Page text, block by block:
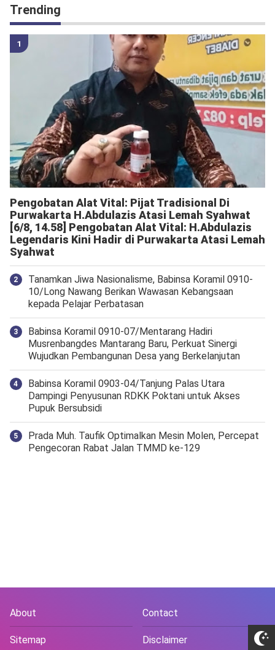
Trending
Pengobatan Alat Vital: Pijat Tradisional Di
Purwakarta H.Abdulazis Atasi Lemah Syahwat
[6/8, 14.58] Pengobatan Alat Vital: H.Abdulazis
Legendaris Kini Hadir di Purwakarta Atasi Lemah
Syahwat
Tanamkan Jiwa Nasionalisme, Babinsa Koramil 0910-
10/Long Nawang Berikan Wawasan Kebangsaan
kepada Pelajar Perbatasan
Babinsa Koramil 0910-07/Mentarang Hadiri
Musrenbangdes Mantarang Baru, Perkuat Sinergi
Wujudkan Pembangunan Desa yang Berkelanjutan
‎Babinsa Koramil 0903-04/Tanjung Palas Utara
Dampingi Penyusunan RDKK Poktani untuk Akses
Pupuk Bersubsidi
Prada Muh. Taufik Optimalkan Mesin Molen, Percepat
Pengecoran Rabat Jalan TMMD ke-129
About Contact
Sitemap Disclaimer